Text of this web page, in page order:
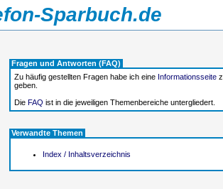
Sparbuch.de
Fragen und Antworten (FAQ)
Zu häufig gestellten Fragen habe ich eine Informationsseite
geben.
Die FAQ ist in die jeweiligen Themenbereiche untergliedert.
Verwandte Themen
Index / Inhaltsverzeichnis